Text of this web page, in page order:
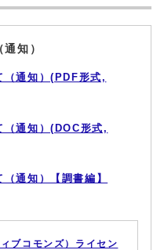
知）
（通知）(PDF形式,
（通知）(DOC形式,
通知）【調書編】
ブコモンズ）ライセン